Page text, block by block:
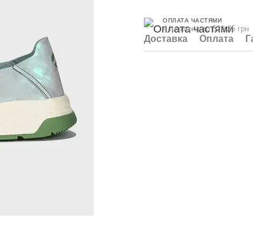
ОПЛАТА ЧАСТЯМИ
4 платежа по 529.25 грн
Доставка Оплата